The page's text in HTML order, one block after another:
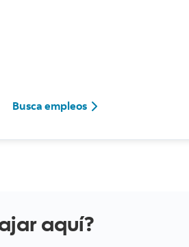
Busca empleos
aquí?